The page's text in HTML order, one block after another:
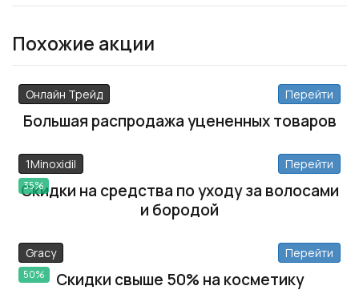
Похожие акции
Онлайн Трейд Перейти
Большая распродажа уцененных товаров
1Minoxidil​​​​​​​
35%
Перейти
Скидки на средства по уходу за волосами
и бородой
Gracy
50%
Перейти
Скидки свыше 50% на косметику